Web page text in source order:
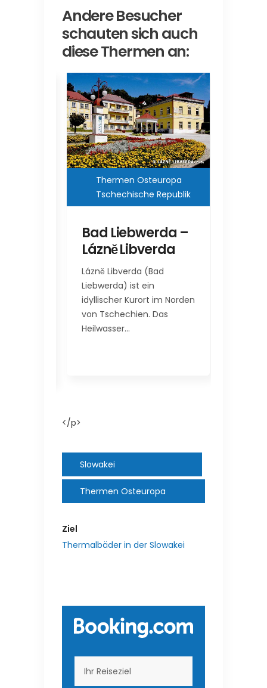
Andere Besucher
schauten sich auch
diese Thermen an:
Thermen Osteuropa
Tschechische Republik
Bad Liebwerda –
Lázně Libverda
Lázně Libverda (Bad
Liebwerda) ist ein
idyllischer Kurort im Norden
von Tschechien. Das
Heilwasser…
</p>
Slowakei
Thermen Osteuropa
Ziel
Thermalbäder in der Slowakei